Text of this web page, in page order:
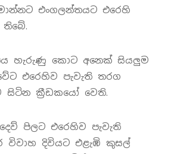
එංගලන්තයට එරෙහි
තිබේ.
හැරුණු කොට අනෙක් සියලුම
එරෙහිව පැවැති තරග
සිටින ක්‍රීඩකයෝ වෙති.
පිලට එරෙහිව පැවැති
විවාහ දිවියට එළැඹි කුසල්